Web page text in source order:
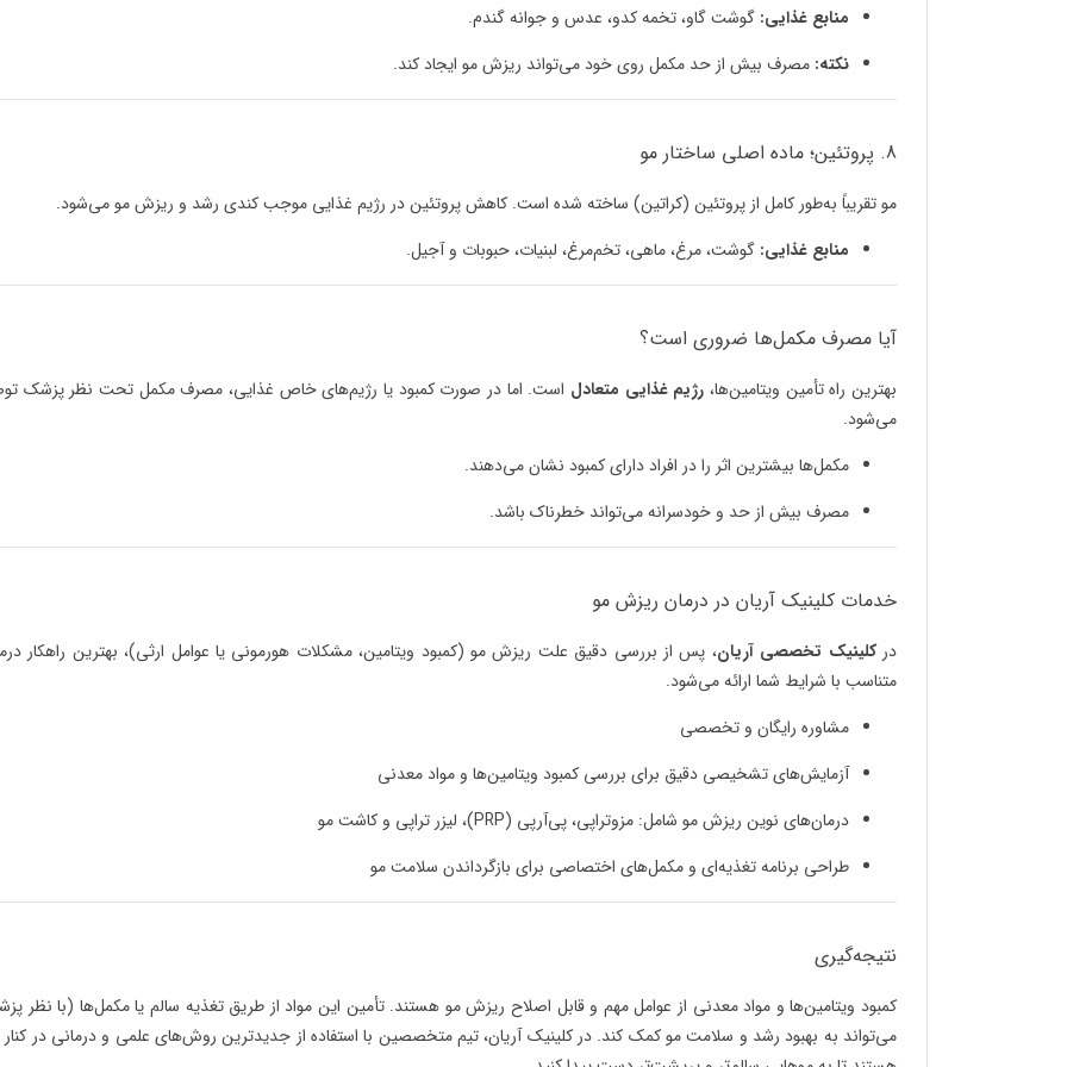
منابع غذایی: گوشت گاو، تخمه کدو، عدس و جوانه گندم.
نکته: مصرف بیش از حد مکمل روی خود می‌تواند ریزش مو ایجاد کند.
8. پروتئین؛ ماده اصلی ساختار مو
مو تقریباً به‌طور کامل از پروتئین (کراتین) ساخته شده است. کاهش پروتئین در رژیم غذایی موجب کندی رشد و ریزش مو می‌شود.
منابع غذایی: گوشت، مرغ، ماهی، تخم‌مرغ، لبنیات، حبوبات و آجیل.
آیا مصرف مکمل‌ها ضروری است؟
بهترین راه تأمین ویتامین‌ها، رژیم غذایی متعادل است. اما در صورت کمبود یا رژیم‌های خاص غذایی، مصرف مکمل تحت نظر پزشک
می‌شود.
مکمل‌ها بیشترین اثر را در افراد دارای کمبود نشان می‌دهند.
مصرف بیش از حد و خودسرانه می‌تواند خطرناک باشد.
خدمات کلینیک آریان در درمان ریزش مو
درکلینیک تخصصی آریان، پس از بررسی دقیق علت ریزش مو (کمبود ویتامین، مشکلات هورمونی یا عوامل ارثی)، بهترین راهکار
متناسب با شرایط شما ارائه می‌شود.
مشاوره رایگان و تخصصی
آزمایش‌های تشخیصی دقیق برای بررسی کمبود ویتامین‌ها و مواد معدنی
درمان‌های نوین ریزش مو شامل: مزوتراپی، پی‌آرپی (PRP)، لیزر تراپی و کاشت مو
طراحی برنامه تغذیه‌ای و مکمل‌های اختصاصی برای بازگرداندن سلامت مو
نتیجه‌گیری
کمبود ویتامین‌ها و مواد معدنی از عوامل مهم و قابل اصلاح ریزش مو هستند. تأمین این مواد از طریق تغذیه سالم یا مکمل‌ها (با نظر
می‌تواند به بهبود رشد و سلامت مو کمک کند. در کلینیک آریان، تیم متخصصین با استفاده از جدیدترین روش‌های علمی و درمانی در کنار